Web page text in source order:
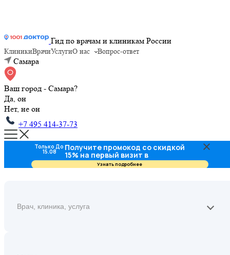
Гид по врачам и клиникам России
КлиникиВрачиУслугиО нас Вопрос-ответ
Самара
Ваш город - Самара?
Да, он
Нет, не он
+7 495 414-37-73
Только До
15.08 Получите промокод со скидкой
15% на первый визит в
стоматологию
Узнать подробнее